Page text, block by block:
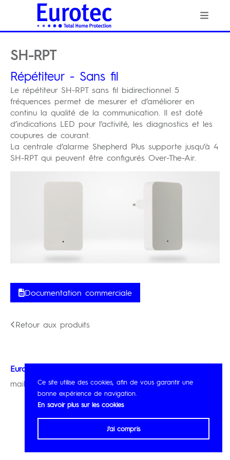
SH-RPT
Répétiteur - Sans fil
Le répétiteur SH-RPT sans fil bidirectionnel 5
fréquences permet de mesurer et d’améliorer en
continu la qualité de la communication. Il est doté
d’indications LED pour l’activité, les diagnostics et les
coupures de courant.
La centrale d’alarme Shepherd Plus supporte jusqu’à 4
SH-RPT qui peuvent être configurés Over-The-Air.
Documentation commerciale
Retour aux produits
Eurotec
mail@eurotec.be
Ce site utilise des cookies, afin de vous garantir une
bonne expérience de navigation.
En savoir plus sur les cookies
J'ai compris